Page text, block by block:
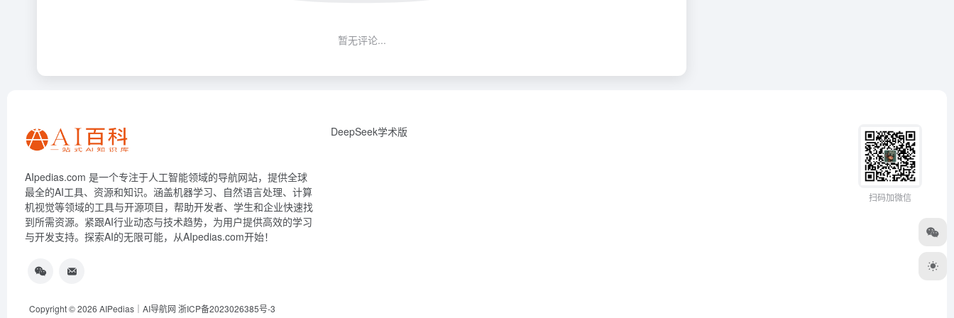
暂无评论...
AIpedias.com 是一个专注于人工智能领域的导航网站，提供全球
最全的AI工具、资源和知识。涵盖机器学习、自然语言处理、计算
机视觉等领域的工具与开源项目，帮助开发者、学生和企业快速找
到所需资源。紧跟AI行业动态与技术趋势，为用户提供高效的学习
与开发支持。探索AI的无限可能，从AIpedias.com开始！
DeepSeek学术版
扫码加微信
Copyright © 2026 AIPedias｜AI导航网 浙ICP备2023026385号-3